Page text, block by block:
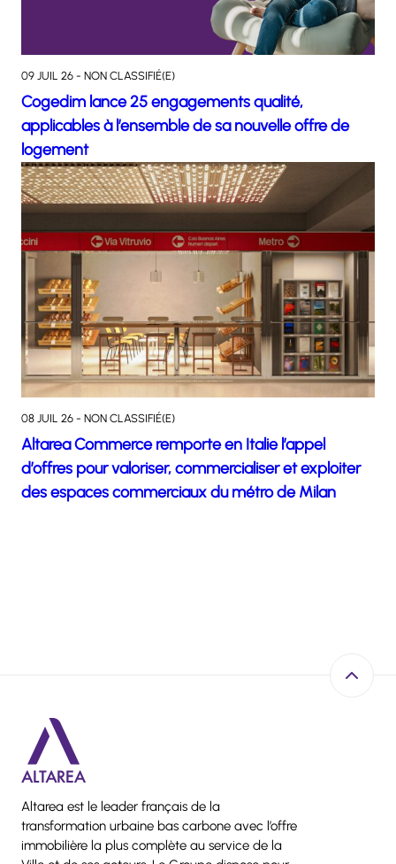
09 JUIL 26 - NON CLASSIFIÉ(E)
Cogedim lance 25 engagements qualité,
applicables à l’ensemble de sa nouvelle offre de
logement
08 JUIL 26 - NON CLASSIFIÉ(E)
Altarea Commerce remporte en Italie l’appel
d’offres pour valoriser, commercialiser et exploiter
des espaces commerciaux du métro de Milan
Altarea est le leader français de la
transformation urbaine bas carbone avec l’offre
immobilière la plus complète au service de la
Retour